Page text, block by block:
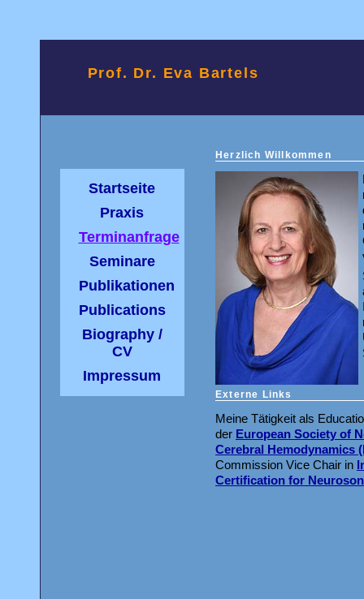
Prof. Dr. Eva Bartels
Startseite
Praxis
Terminanfrage
Seminare
Publikationen
Publications
Biography /
CV
Impressum
Herzlich Willkommen
Externe Links
Meine Tätigkeit als
der European Society of
Cerebral Hemodynamics
Commission Vice Chair in
Certification for